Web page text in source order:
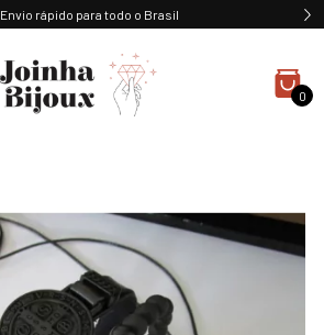
Envio rápido para todo o Brasil
0